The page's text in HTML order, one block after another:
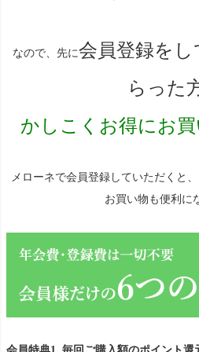
なので、先に会員登録をし
らった
かしこくお得にお買
メローネで会員登録していただくと
お買い物も便利に